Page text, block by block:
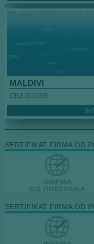
MALDIVI
CELE GODINE
SERTIFIKAT FIRMA OD
SERTIFIKAT FIRMA OD